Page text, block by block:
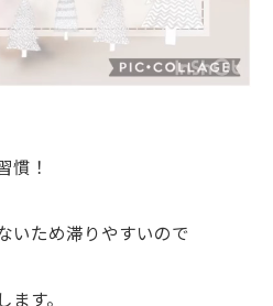
慣！
いため滞りやすいので
す。